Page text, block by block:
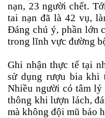
nạn, 23 người chết.
tai nạn đã là 42 vụ,
Đáng chú ý, phần lớn
trong lĩnh vực đường
Ghi nhận thực tế tại
sử dụng rượu bia khi
Nhiều người có tâm lý
thông khi lượn lách,
mà không đội mũ bảo